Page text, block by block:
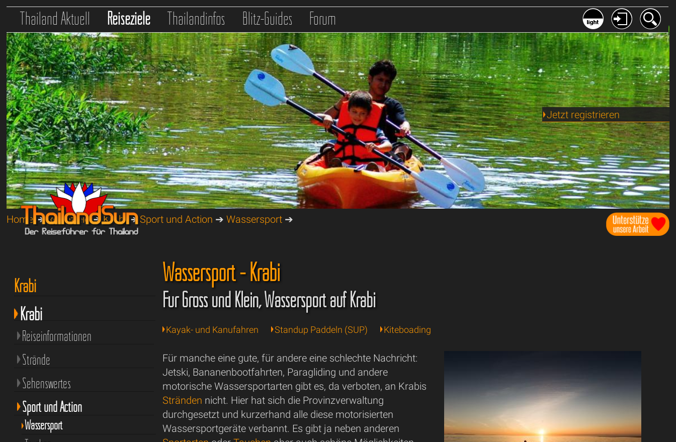
Thailand Aktuell Reiseziele Thailandinfos Blitz-Guides Forum
Jetzt registrieren
Home➔Reiseziele➔Krabi➔Sport und Action ➔Wassersport ➔
Wassersport - Krabi
Für Gross und Klein, Wassersport auf Krabi
Kayak- und Kanufahren Standup Paddeln (SUP) Kiteboading
Für manche eine gute, für andere eine schlechte Nachricht:
Jetski, Bananenbootfahrten, Paragliding und andere
motorische Wassersportarten gibt es, da verboten, an Krabis
Stränden nicht. Hier hat sich die Provinzverwaltung
durchgesetzt und kurzerhand alle diese motorisierten
Wassersportgeräte verbannt. Es gibt ja neben anderen
Krabi
Krabi
Reiseinformationen
Strände
Sehenswertes
Sport und Action
Wassersport